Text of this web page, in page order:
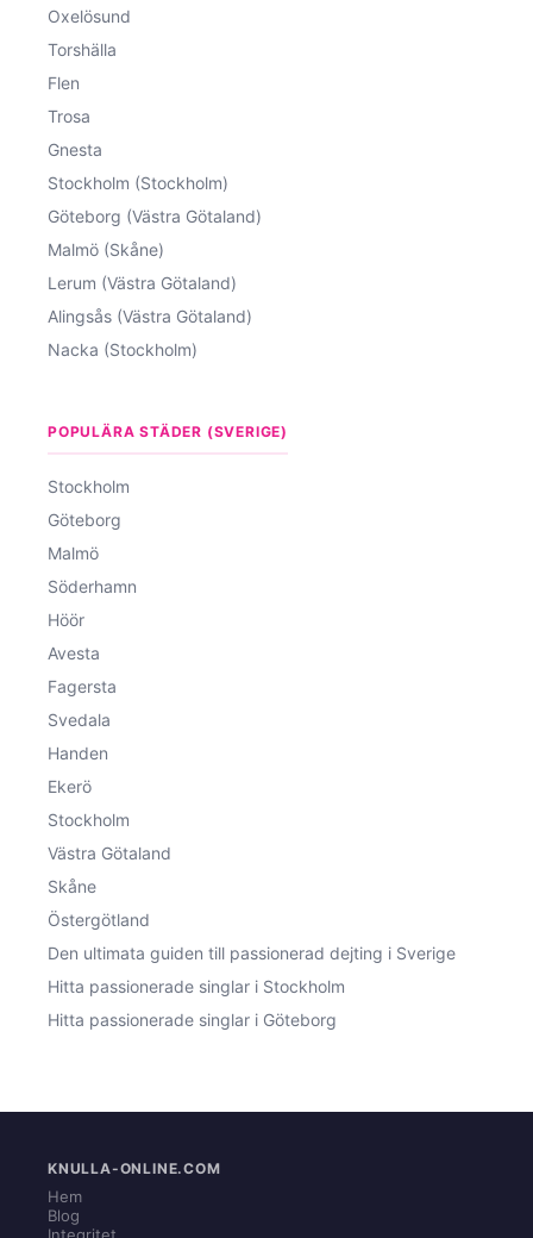
Oxelösund
Torshälla
Flen
Trosa
Gnesta
Stockholm (Stockholm)
Göteborg (Västra Götaland)
Malmö (Skåne)
Lerum (Västra Götaland)
Alingsås (Västra Götaland)
Nacka (Stockholm)
POPULÄRA STÄDER (SVERIGE)
Stockholm
Göteborg
Malmö
Söderhamn
Höör
Avesta
Fagersta
Svedala
Handen
Ekerö
Stockholm
Västra Götaland
Skåne
Östergötland
Den ultimata guiden till passionerad dejting i Sverige
Hitta passionerade singlar i Stockholm
Hitta passionerade singlar i Göteborg
KNULLA-ONLINE.COM
Hem
Blog
Integritet